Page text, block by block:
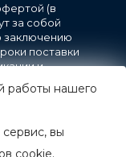
(в
за собой
заключению
поставки
и
на
работы нашего
вы
cookie.